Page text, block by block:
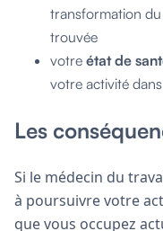
transformation
trouvée
votre état de
votre activité
Les
Si le médecin du
à poursuivre votre
que vous occupez